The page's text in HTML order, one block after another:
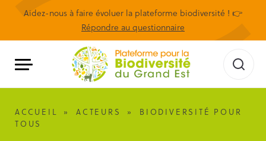
Aidez-nous à faire évoluer la plateforme biodiversité ! 👉
Répondre au questionnaire
ACCUEIL » ACTEURS »
BIODIVERSITÉ POUR
TOUS